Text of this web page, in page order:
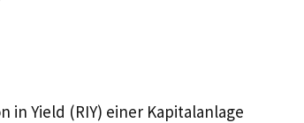
Yield (RIY) einer Kapitalanlage